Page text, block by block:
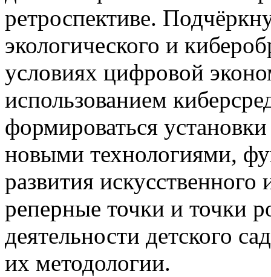
ретроспективе.
экологического и
условиях цифровой
использованием
формироваться
новыми технологиями,
развития
реперные точки и точки
деятельности детского
их методологии.